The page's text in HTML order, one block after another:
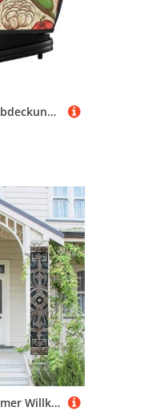
2 Scheiben Toaster-Abdeckung mit Taschen und Griff oben, kleine Brotbackmaschinen-Abdeckungen, Gemüse, Obst, Küche, kleine Geräte, waschbar, universelle Ofenabdeckungen
2 Stück Frühling Sommer Willkommen Veranda Banner hängende Flagge Veranda Schild für Haustür Wand Veranda Banner Helm der Ehrfurcht Willkommen Tür hängende Banner Wand Hintergrund Urlaub Dekoration